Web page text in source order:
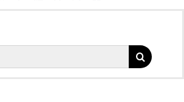
HW11144 人形全透明紀念水晶